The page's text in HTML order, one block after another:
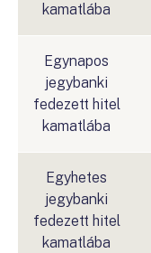
kamatlába
Egynapos
jegybanki
fedezett hitel
kamatlába
Egyhetes
jegybanki
fedezett hitel
kamatlába